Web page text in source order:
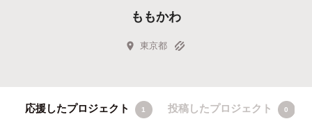
ももかわ
東京都
応援したプロジェクト 1 投稿したプロジェクト 0